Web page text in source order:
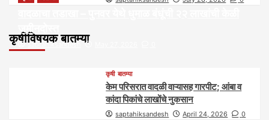
कृषीविषयक बातम्या
saptahiksandesh
कृषी बातम्या
केम परिसरात वादळी वाऱ्यासह गारपीट; आंबा व
कांदा पिकांचे लाखोंचे नुकसान
saptahiksandesh April 24, 2026 0